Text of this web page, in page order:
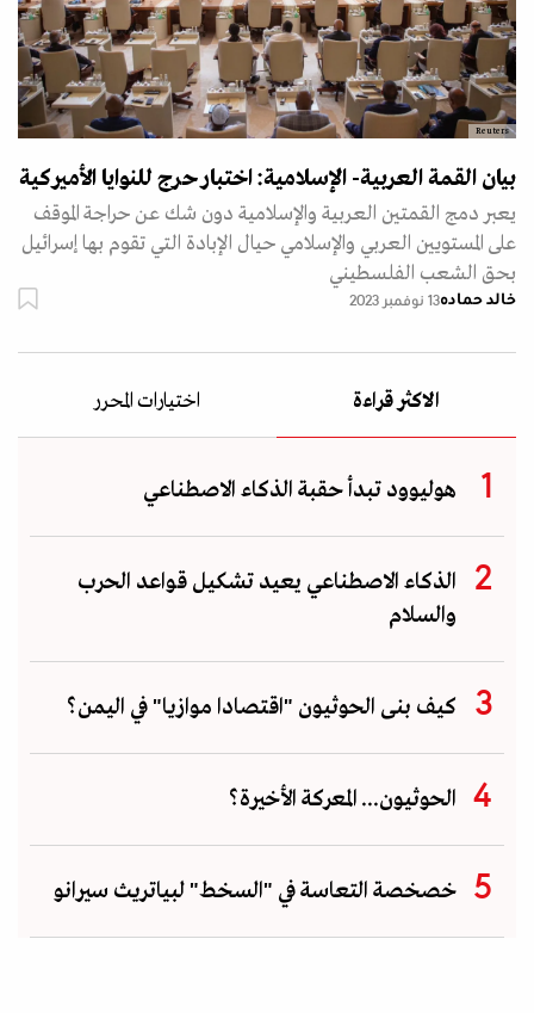
Reuters
بيان القمة العربية- الإسلامية: اختبار حرج للنوايا الأميركية
يعبر دمج القمتين العربية والإسلامية دون شك عن حراجة الموقف
على المستويين العربي والإسلامي حيال الإبادة التي تقوم بها إسرائيل
بحق الشعب الفلسطيني
خالد حماده13 نوفمبر 2023
الاكثر قراءة اختيارات المحرر
هوليوود تبدأ حقبة الذكاء الاصطناعي
الذكاء الاصطناعي يعيد تشكيل قواعد الحرب
والسلام
كيف بنى الحوثيون "اقتصادا موازيا" في اليمن؟
الحوثيون... المعركة الأخيرة؟
خصخصة التعاسة في "السخط" لبياتريث سيرانو